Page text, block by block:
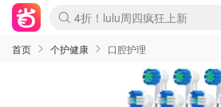
Boticinal 夏促开抢！
4折！lulu周四疯狂上新
还没结束！&OtherStories大促
Joybuy变相75折 随时失效
速领！Stanley独家85折
疑似霸哥！Camper额外叠85折
Zalando 奥莱闪促！每日更新
Moncler反季囤！5折起+叠9折
Coach Brooklyn仅€192
首页 个护健康 口腔护理